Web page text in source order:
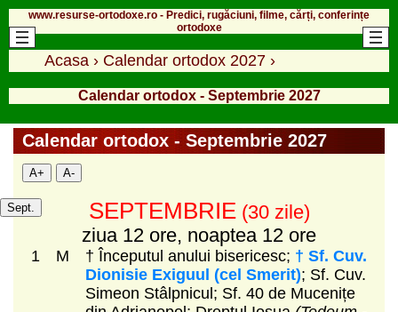
www.resurse-ortodoxe.ro - Predici, rugăciuni, filme, cărți, conferințe
ortodoxe
Acasa › Calendar ortodox 2027 ›
Calendar ortodox - Septembrie 2027
Calendar ortodox - Septembrie 2027
A+ A-
Sept. SEPTEMBRIE(30 zile)
ziua 12 ore, noaptea 12 ore
1 M † Începutul anului bisericesc; † Sf. Cuv.
Dionisie Exiguul (cel Smerit); Sf. Cuv.
Simeon Stâlpnicul; Sf. 40 de Mucenițe